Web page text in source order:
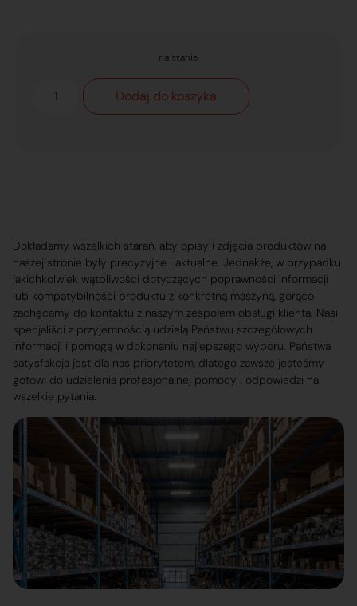
na stanie
Dodaj do koszyka
Dokładamy wszelkich starań, aby opisy i zdjęcia produktów na
naszej stronie były precyzyjne i aktualne. Jednakże, w przypadku
jakichkolwiek wątpliwości dotyczących poprawności informacji
lub kompatybilności produktu z konkretną maszyną, gorąco
zachęcamy do kontaktu z naszym zespołem obsługi klienta. Nasi
specjaliści z przyjemnością udzielą Państwu szczegółowych
informacji i pomogą w dokonaniu najlepszego wyboru. Państwa
satysfakcja jest dla nas priorytetem, dlatego zawsze jesteśmy
gotowi do udzielenia profesjonalnej pomocy i odpowiedzi na
wszelkie pytania.